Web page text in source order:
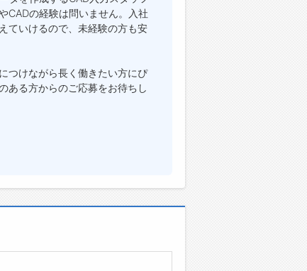
CADの経験は問いません。入社
ていけるので、未経験の方も安
つけながら長く働きたい方にぴ
ある方からのご応募をお待ちし